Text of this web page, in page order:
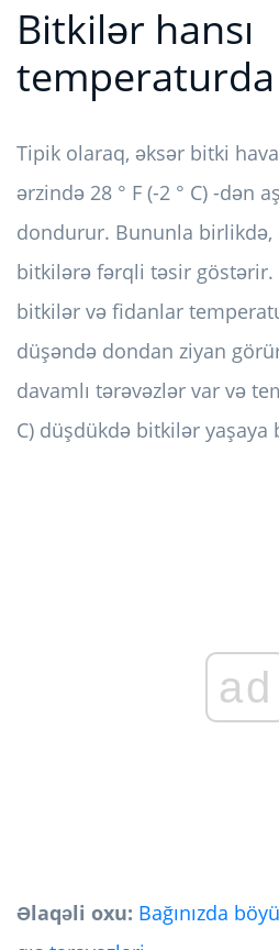
Bitkilər hansı
Tipik olaraq, əksər bitki
ərzində 28 ° F (-2 ° C) -dən
dondurur. Bununla
bitkilərə fərqli təsir göstərir.
bitkilər və fidanlar
düşəndə ​​dondan ziyan
davamlı tərəvəzlər var və
C) düşdükdə bitkilər yaşaya
ad
Əlaqəli oxu: Bağınızda